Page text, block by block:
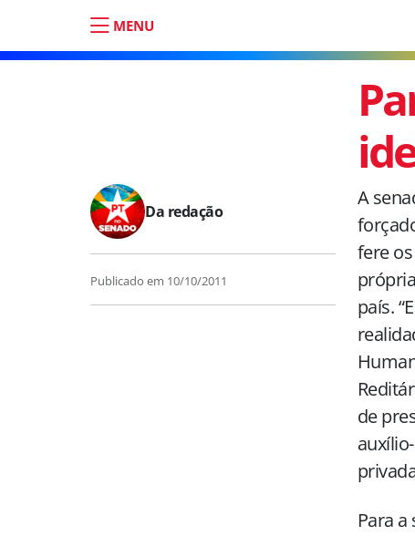
MENU
Da redação
Publicado em 10/10/2011
A
fere
país.
de
Para